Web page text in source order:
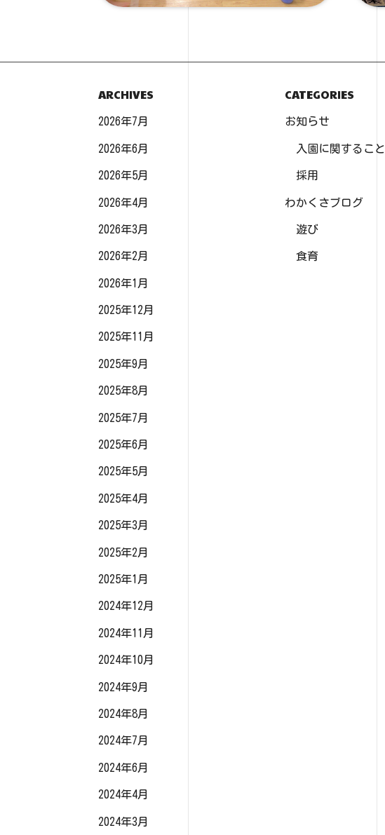
ARCHIVES
2026年7月
2026年6月
2026年5月
2026年4月
2026年3月
2026年2月
2026年1月
2025年12月
2025年11月
2025年9月
2025年8月
2025年7月
2025年6月
2025年5月
2025年4月
2025年3月
2025年2月
2025年1月
2024年12月
2024年11月
2024年10月
2024年9月
2024年8月
2024年7月
2024年6月
2024年4月
2024年3月
CATEGORIES
お知らせ
入園に関すること
採用
わかくさブログ
遊び
食育